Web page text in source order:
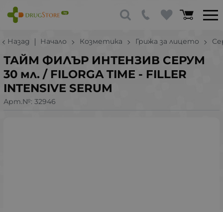
Назад Начало Козметика Грижа за лицето
ТАЙМ ФИЛЪР ИНТЕНЗИВ СЕРУМ
30 мл. / FILORGA TIME - FILLER
INTENSIVE SERUM
Арт.№: 32946